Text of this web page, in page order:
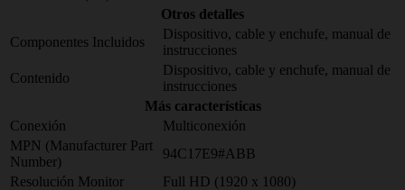
Otros detalles
Componentes Incluidos
Dispositivo, cable y enchufe, manual de
instrucciones
Contenido
Dispositivo, cable y enchufe, manual de
instrucciones
Más características
Conexión
Multiconexión
MPN (Manufacturer Part
Number)
94C17E9#ABB
Resolución Monitor
Full HD (1920 x 1080)